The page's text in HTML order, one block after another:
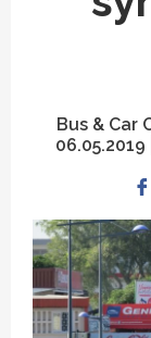
Bus & Car
06.05.2019